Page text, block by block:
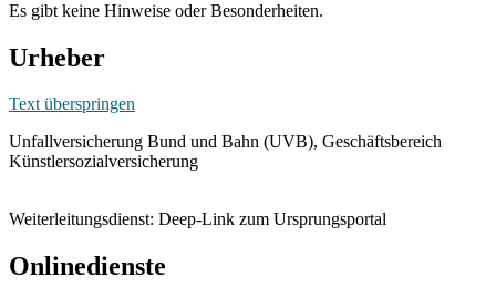
Es gibt keine Hinweise oder Besonderheiten.
Urheber
Text überspringen
Unfallversicherung Bund und Bahn (UVB), Geschäftsbereich
Künstlersozialversicherung
Weiterleitungsdienst: Deep-Link zum Ursprungsportal
Onlinedienste